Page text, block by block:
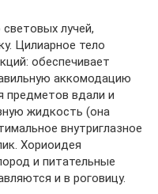
лучей,
Цилиарное тело
обеспечивает
аккомодацию
предметов вдали и
жидкость (она
внутриглазное
Хориоидея
и питательные
и в роговицу.